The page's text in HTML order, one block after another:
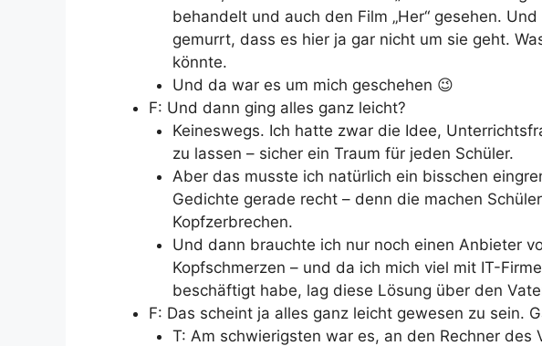
behandelt und auch den Film „Her“ gesehen.
gemurrt, dass es hier ja gar nicht um sie geht.
könnte.
Und da war es um mich geschehen 😉
F: Und dann ging alles ganz leicht?
Keineswegs. Ich hatte zwar die Idee,
zu lassen – sicher ein Traum für jeden Schüler.
Aber das musste ich natürlich ein bisschen
Gedichte gerade recht – denn die machen
Kopfzerbrechen.
Und dann brauchte ich nur noch einen Anbieter
Kopfschmerzen – und da ich mich viel mit IT-
beschäftigt habe, lag diese Lösung über den
F: Das scheint ja alles ganz leicht gewesen zu sein.
T: Am schwierigsten war es, an den Rechner des